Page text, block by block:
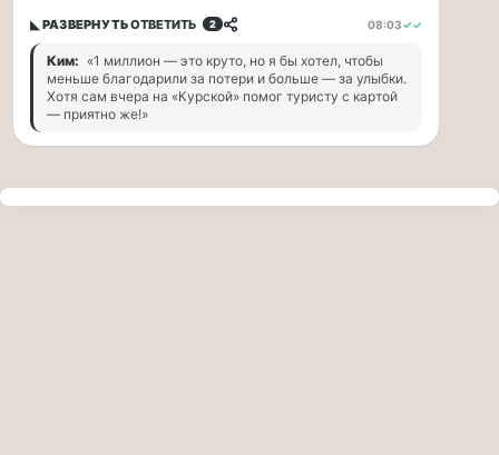
Чайковского!
16.08
|
16:00
Петр
Ильич
—
один
◣ РАЗВЕРНУТЬОТВЕТИТЬ 2 08:03✓✓
Ким: «1 миллион — это круто, но я бы хотел, чтобы
меньше благодарили за потери и больше — за улыбки.
Хотя сам вчера на «Курской» помог туристу с картой
— приятно же!»